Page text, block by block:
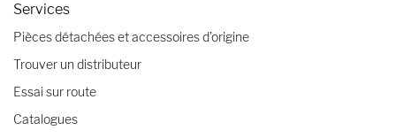
Services
Pièces détachées et accessoires d’origine
Trouver un distributeur
Essai sur route
Catalogues